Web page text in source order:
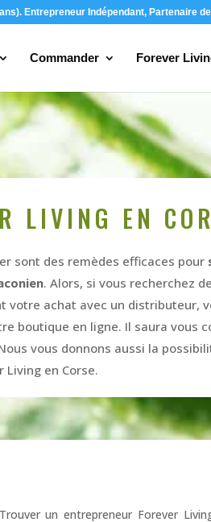
Entrepreneur Indépendant, Partenaire
Commander Forever
LIVING EN
sont des remèdes efficaces pour
. Alors, si vous recherchez
votre achat avec un distributeur,
boutique en ligne. Il saura vous
vous donnons aussi la
Living en Corse.
Trouver un entrepreneur Forever